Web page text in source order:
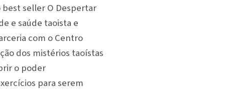
best seller O Despertar
e saúde taoista e
com o Centro
dos mistérios taoístas
o poder
para serem